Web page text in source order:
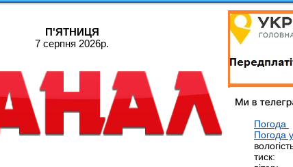
П'ЯТНИЦЯ
7 серпня 2026р.
Погода
Погода у
тиск: